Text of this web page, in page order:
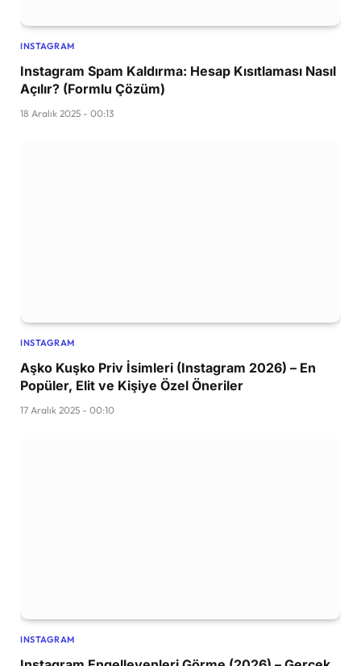
INSTAGRAM
Instagram Spam Kaldırma: Hesap Kısıtlaması Nasıl
Açılır? (Formlu Çözüm)
18 Aralık 2025 - 00:13
INSTAGRAM
Aşko Kuşko Priv İsimleri (Instagram 2026) – En
Popüler, Elit ve Kişiye Özel Öneriler
17 Aralık 2025 - 00:10
INSTAGRAM